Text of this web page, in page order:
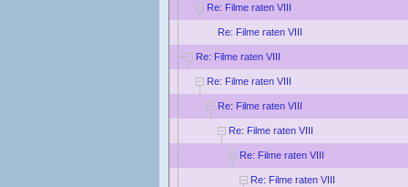
Re: Filme raten VIII
Re: Filme raten VIII
Re: Filme raten VIII
Re: Filme raten VIII
Re: Filme raten VIII
Re: Filme raten VIII
Re: Filme raten VIII
Re: Filme raten VIII